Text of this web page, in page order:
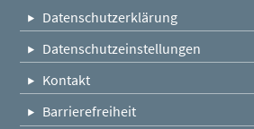
Datenschutzerklärung
Datenschutzeinstellungen
Kontakt
Barrierefreiheit